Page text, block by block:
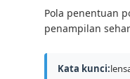
Pola penentuan
penampilan
Kata kunci: